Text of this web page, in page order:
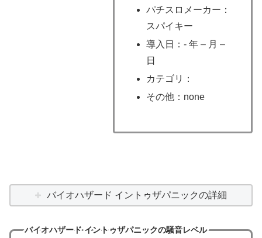
パチスロメーカー：
スパイキー
導入日：- 年 – 月 –
日
カテゴリ：
その他：none
バイオハザード イントゥザパニックの詳細
バイオハザード イントゥザパニックの騒音レベル